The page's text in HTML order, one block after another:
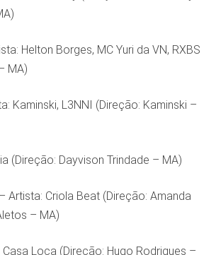
Helton Borges, MC Yuri da VN, RXBS
MA)
Kaminski, L3NNI (Direção: Kaminski –
(Direção: Dayvison Trindade – MA)
Artista: Criola Beat (Direção: Amanda
– MA)
Casa Loca (Direção: Hugo Rodrigues –